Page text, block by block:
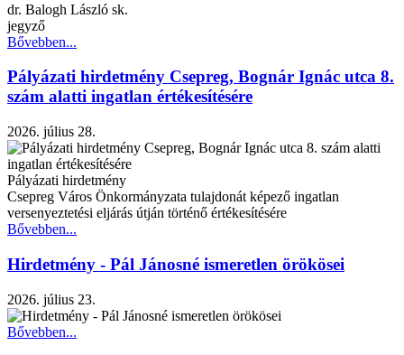
dr. Balogh László sk.
jegyző
Bővebben...
Pályázati hirdetmény Csepreg, Bognár Ignác utca 8.
szám alatti ingatlan értékesítésére
2026. július 28.
Pályázati hirdetmény
Csepreg Város Önkormányzata tulajdonát képező ingatlan
versenyeztetési eljárás útján történő értékesítésére
Bővebben...
Hirdetmény - Pál Jánosné ismeretlen örökösei
2026. július 23.
Bővebben...